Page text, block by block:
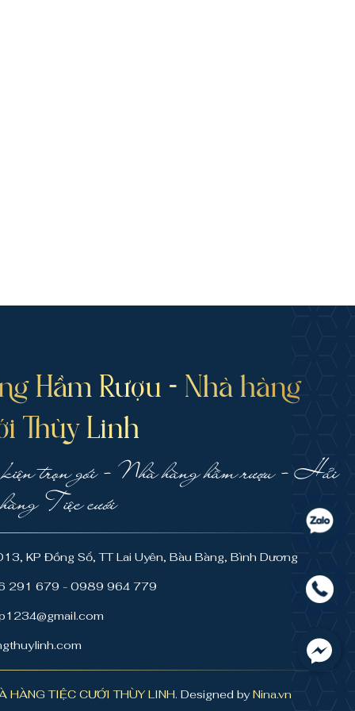
Hầm Rượu - Nhà hàng
Thùy Linh
trọn gói - Nhà hàng hầm rượu - Hải
Tiệc cưới
KP Đồng Sổ, TT Lai Uyên, Bàu Bàng, Bình Dương
291 679 - 0989 964 779
HÀNG TIỆC CƯỚI THÙY LINH. Designed byNina.vn